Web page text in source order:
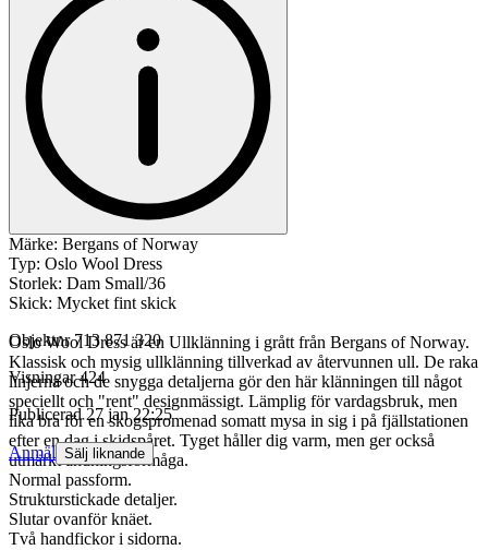
Märke: Bergans of Norway
Typ: Oslo Wool Dress
Storlek: Dam Small/36
Skick: Mycket fint skick
Oslo Wool Dress är en Ullklänning i grått från Bergans of Norway.
Klassisk och mysig ullklänning tillverkad av återvunnen ull. De raka
linjerna och de snygga detaljerna gör den här klänningen till något
speciellt och "rent" designmässigt. Lämplig för vardagsbruk, men
lika bra för en skogspromenad somatt mysa in sig i på fjällstationen
efter en dag i skidspåret. Tyget håller dig varm, men ger också
utmärkt andningsförmåga.
Normal passform.
Strukturstickade detaljer.
Slutar ovanför knäet.
Två handfickor i sidorna.
Objektnr 713 871 320
Visningar 424
Publicerad 27 jan 22:25
Anmäl Sälj liknande